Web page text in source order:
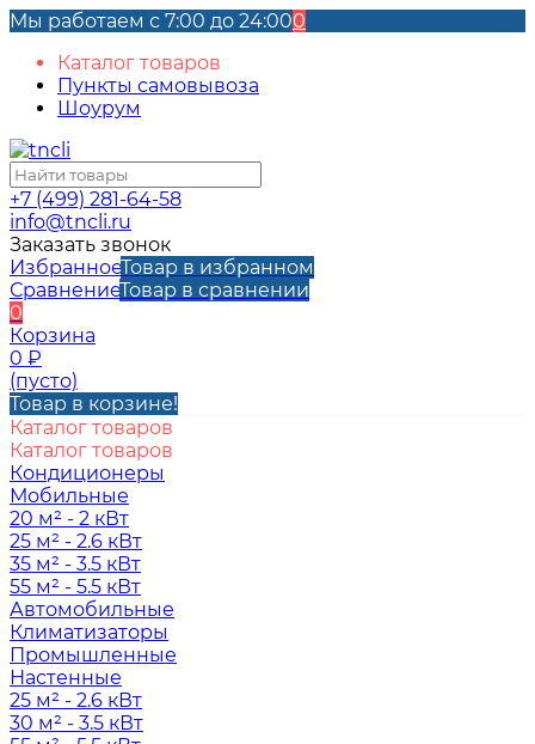
Мы работаем с 7:00 до 24:000
Каталог товаров
Пункты самовывоза
Шоурум
+7 (499) 281-64-58
info@tncli.ru
Заказать звонок
ИзбранноеТовар в избранном
СравнениеТовар в сравнении
0
Корзина
0 ₽
(пусто)
Товар в корзине!
Каталог товаров
Каталог товаров
Кондиционеры
Мобильные
20 м² - 2 кВт
25 м² - 2.6 кВт
35 м² - 3.5 кВт
55 м² - 5.5 кВт
Автомобильные
Климатизаторы
Промышленные
Настенные
25 м² - 2.6 кВт
30 м² - 3.5 кВт